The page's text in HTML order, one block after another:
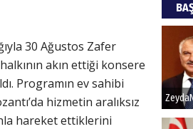
30 Ağustos Zafer
akın ettiği konsere
Programın ev sahibi
hizmetin aralıksız
hareket ettiklerini
Bu